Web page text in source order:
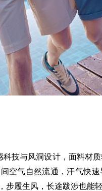
技与风洞设计，面料材
空气自然流通，汗气快
履生风，长途跋涉也能轻